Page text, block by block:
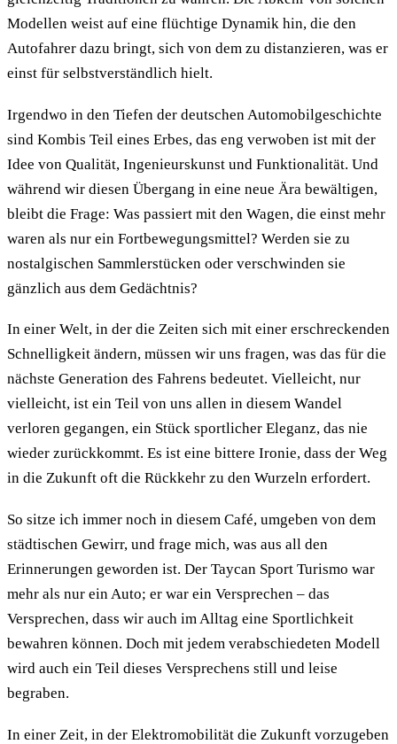
Modellen weist auf eine flüchtige Dynamik hin, die den
Autofahrer dazu bringt, sich von dem zu distanzieren, was er
einst für selbstverständlich hielt.
Irgendwo in den Tiefen der deutschen Automobilgeschichte
sind Kombis Teil eines Erbes, das eng verwoben ist mit der
Idee von Qualität, Ingenieurskunst und Funktionalität. Und
während wir diesen Übergang in eine neue Ära bewältigen,
bleibt die Frage: Was passiert mit den Wagen, die einst mehr
waren als nur ein Fortbewegungsmittel? Werden sie zu
nostalgischen Sammlerstücken oder verschwinden sie
gänzlich aus dem Gedächtnis?
In einer Welt, in der die Zeiten sich mit einer erschreckenden
Schnelligkeit ändern, müssen wir uns fragen, was das für die
nächste Generation des Fahrens bedeutet. Vielleicht, nur
vielleicht, ist ein Teil von uns allen in diesem Wandel
verloren gegangen, ein Stück sportlicher Eleganz, das nie
wieder zurückkommt. Es ist eine bittere Ironie, dass der Weg
in die Zukunft oft die Rückkehr zu den Wurzeln erfordert.
So sitze ich immer noch in diesem Café, umgeben von dem
städtischen Gewirr, und frage mich, was aus all den
Erinnerungen geworden ist. Der Taycan Sport Turismo war
mehr als nur ein Auto; er war ein Versprechen – das
Versprechen, dass wir auch im Alltag eine Sportlichkeit
bewahren können. Doch mit jedem verabschiedeten Modell
wird auch ein Teil dieses Versprechens still und leise
begraben.
In einer Zeit, in der Elektromobilität die Zukunft vorzugeben